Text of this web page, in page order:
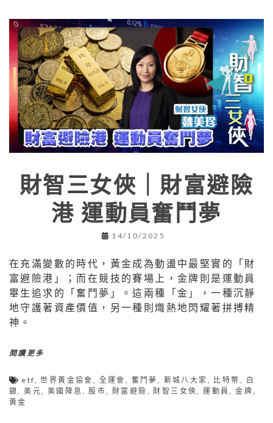
財智三女俠｜財富避險
港 運動員奮鬥夢
14/10/2025
在充滿變數的時代，黃金成為動盪中最堅實的「財
富避險港」；而在競技的賽場上，金牌則是運動員
畢生追求的「奮鬥夢」。這兩種「金」，一種沉靜
地守護著資產價值，另一種則熾熱地閃耀著拼搏精
神。
閱讀更多
etf,世界黃金協會 , 全運會 , 奮鬥夢 , 新城八大家 , 比特幣 , 白
銀,美元, 美國降息,股市, 財富避險 , 財智三女俠,運動員,金牌,
黃金